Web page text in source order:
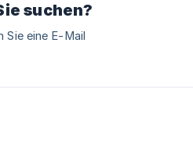
suchen?
Sie eine E-Mail